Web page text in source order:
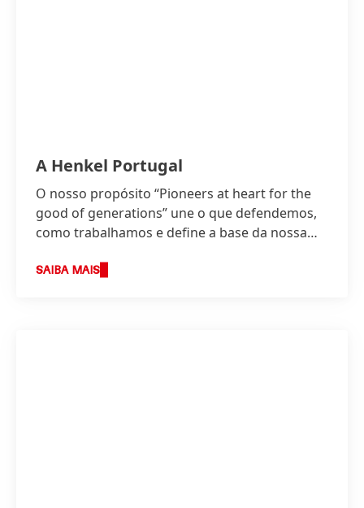
A Henkel Portugal
O nosso propósito “Pioneers at heart for the
good of generations” une o que defendemos,
como trabalhamos e define a base da nossa
SAIBA MAIS